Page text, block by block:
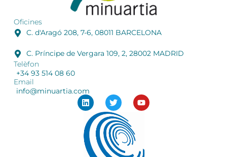
Oficines
C. d'Aragó 208, 7-6, 08011 BARCELONA
C. Príncipe de Vergara 109, 2, 28002 MADRID
Telèfon
+34 93 514 08 60
Email
info@minuartia.com